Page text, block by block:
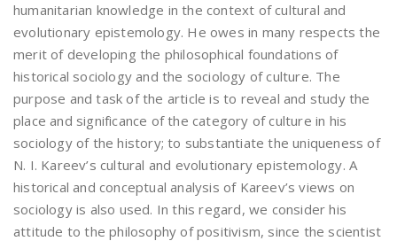
humanitarian knowledge in the context of cultural and
evolutionary epistemology. He owes in many respects the
merit of developing the philosophical foundations of
historical sociology and the sociology of culture. The
purpose and task of the article is to reveal and study the
place and significance of the category of culture in his
sociology of the history; to substantiate the uniqueness of
N. I. Kareev’s cultural and evolutionary epistemology. A
historical and conceptual analysis of Kareev’s views on
sociology is also used. In this regard, we consider his
attitude to the philosophy of positivism, since the scientist